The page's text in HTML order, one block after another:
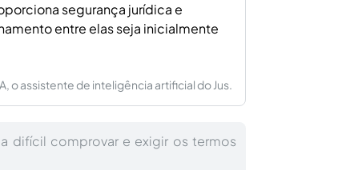
segurança jurídica e
entre elas seja inicialmente
o assistente de inteligência artificial do Jus.
difícil comprovar e exigir os termos